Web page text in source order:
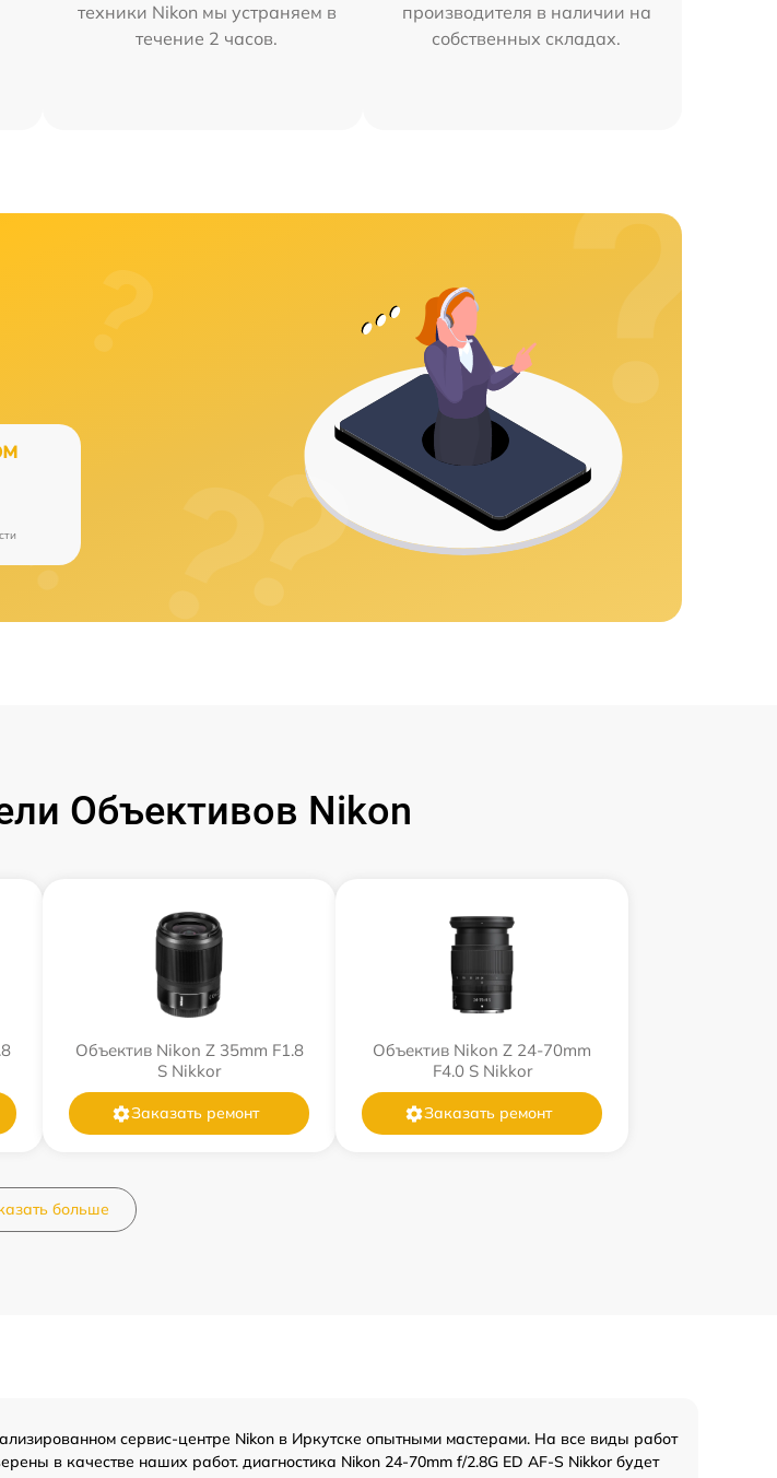
техники Nikon мы устраняем в
течение 2 часов.
производителя в наличии на
собственных складах.
Объективов Nikon
Объектив Nikon Z 35mm F1.8
S Nikkor
Заказать ремонт
Объектив Nikon Z 24-70mm
F4.0 S Nikkor
Заказать ремонт
больше
сервис-центре Nikon в Иркутске опытными мастерами. На все виды работ
в качестве наших работ. диагностика Nikon 24-70mm f/2.8G ED AF-S Nikkor будет